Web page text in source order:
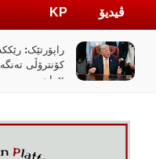
ڤیدیۆ KP
راپۆرتێک:
کۆنترۆڵی
ئێران